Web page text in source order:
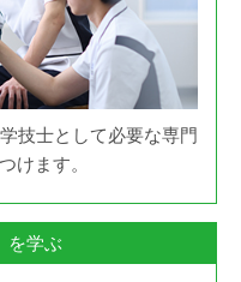
技士として必要な専門
けます。
を学ぶ